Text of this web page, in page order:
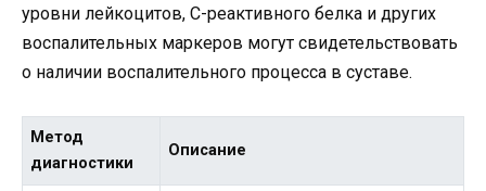
уровни лейкоцитов, C-реактивного белка и других
воспалительных маркеров могут свидетельствовать
о наличии воспалительного процесса в суставе.
Метод
диагностики
Описание